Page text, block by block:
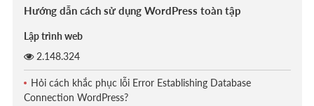
Hướng dẫn cách sử dụng WordPress toàn tập
Lập trình web
2.148.324
Hỏi cách khắc phục lỗi Error Establishing Database
Connection WordPress?